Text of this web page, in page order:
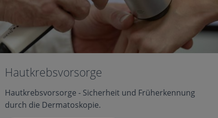
Hautkrebsvorsorge
Hautkrebsvorsorge - Sicherheit und Früherkennung
durch die Dermatoskopie.